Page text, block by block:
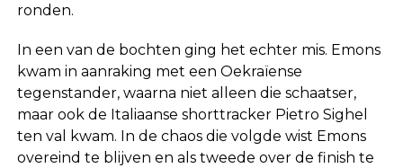
ronden.
In een van de bochten ging het echter mis. Emons
kwam in aanraking met een Oekraïense
tegenstander, waarna niet alleen die schaatser,
maar ook de Italiaanse shorttracker Pietro Sighel
ten val kwam. In de chaos die volgde wist Emons
overeind te blijven en als tweede over de finish te